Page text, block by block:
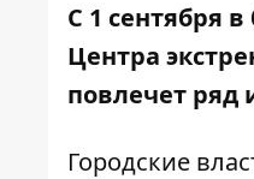
С 1 сентября
Центра
повлечет ряд
Городские